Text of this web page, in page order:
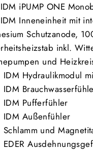
iPUMP ONE
Inneneinheit mit
Schutzanode,
inkl.
und
IDM Hydraulikmodul
IDM
IDM Pufferfühler
IDM Außenfühler
Schlamm und
EDER